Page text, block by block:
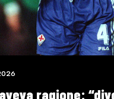
ragione: